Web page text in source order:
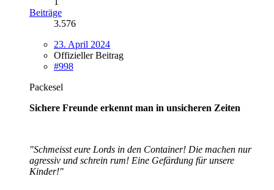
Beiträge
3.576
23. April 2024
Offizieller Beitrag
#998
Packesel
Sichere Freunde erkennt man in unsicheren Zeiten
"Schmeisst eure Lords in den Container! Die machen nur
agressiv und schrein rum! Eine Gefärdung für unsere
Kinder!"